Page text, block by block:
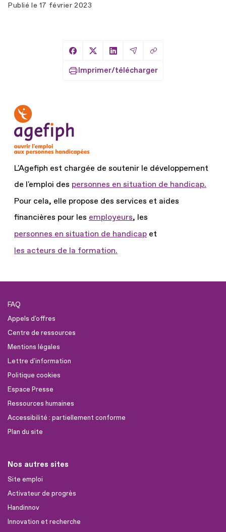
Publié le 17 février 2023
Partager sur Facebook
Partager sur X
Partager sur LinkedIn
Partager par Email
Copier le lien
Imprimer/télécharger
L'Agefiph est chargée de soutenir le développement
de l'emploi des personnes en situation de handicap.
Pour cela, elle propose des services et aides
financières pour les employeurs, les
personnes en situation de handicap et
les acteurs de la formation.
FAQ
Appels d'offres
Centre de ressources
Mentions légales
Lettre d'information
Politique cookies
Espace Presse
Ressources humaines
Accessibilité : partiellement conforme
Plan du site
Nos autres sites
Site emploi
Activateur de progrès
Handinnov
Innovation et recherche